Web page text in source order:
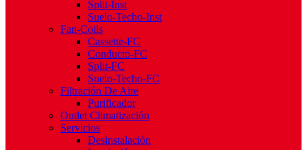
Split-Inst
Suelo-Techo-Inst
Fan-Coils
Cassette-FC
Conducto-FC
Split-FC
Suelo-Techo-FC
Filtración De Aire
Purificador
Outlet Climatización
Servicios
Desinstalación